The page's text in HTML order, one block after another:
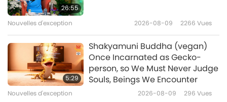
18:59
Vues
19:49
Transmitting the Inner Light -
The First Chinese Patriarch
Bodhidharma
26:55
Nouvelles d'exception 2026-08-09 2266 Vues
5:29
Shakyamuni Buddha (vegan)
Once Incarnated as Gecko-
person, so We Must Never Judge
Souls, Beings We Encounter
Nouvelles d'exception 2026-08-09 296 Vues